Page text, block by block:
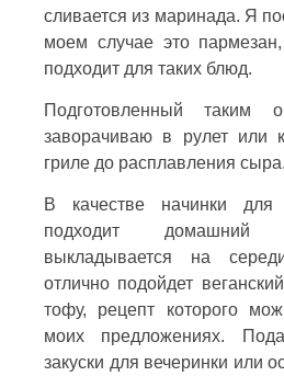
сливается из маринада. Я
моем случае это
подходит для таких блюд.
Подготовленный таким
заворачиваю в рулет или
гриле до расплавления сыра.
В качестве начинки
подходит домашний
выкладывается на
отлично подойдет
тофу, рецепт которого
моих предложениях.
закуски для вечеринки или